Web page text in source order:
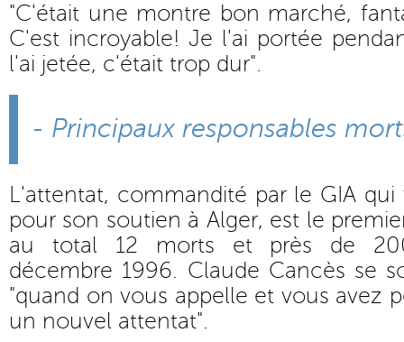
"C'était une montre bon marché,
C'est incroyable! Je l'ai portée
l'ai jetée, c'était trop dur".
- Principaux responsables
L'attentat, commandité par le GIA
pour son soutien à Alger, est le
au total 12 morts et près de
décembre 1996. Claude Cancès se
"quand on vous appelle et vous avez
un nouvel attentat".